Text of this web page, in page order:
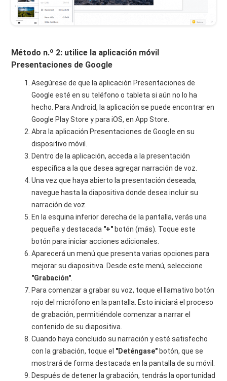
Método n.º 2: utilice la aplicación móvil
Presentaciones de Google
Asegúrese de que la aplicación Presentaciones de
Google esté en su teléfono o tableta si aún no lo ha
hecho. Para Android, la aplicación se puede encontrar en
Google Play Store y para iOS, en App Store.
Abra la aplicación Presentaciones de Google en su
dispositivo móvil.
Dentro de la aplicación, acceda a la presentación
específica a la que desea agregar narración de voz.
Una vez que haya abierto la presentación deseada,
navegue hasta la diapositiva donde desea incluir su
narración de voz.
En la esquina inferior derecha de la pantalla, verás una
pequeña y destacada "+" botón (más). Toque este
botón para iniciar acciones adicionales.
Aparecerá un menú que presenta varias opciones para
mejorar su diapositiva. Desde este menú, seleccione
"Grabación".
Para comenzar a grabar su voz, toque el llamativo botón
rojo del micrófono en la pantalla. Esto iniciará el proceso
de grabación, permitiéndole comenzar a narrar el
contenido de su diapositiva.
Cuando haya concluido su narración y esté satisfecho
con la grabación, toque el "Deténgase" botón, que se
mostrará de forma destacada en la pantalla de su móvil.
Después de detener la grabación, tendrás la oportunidad